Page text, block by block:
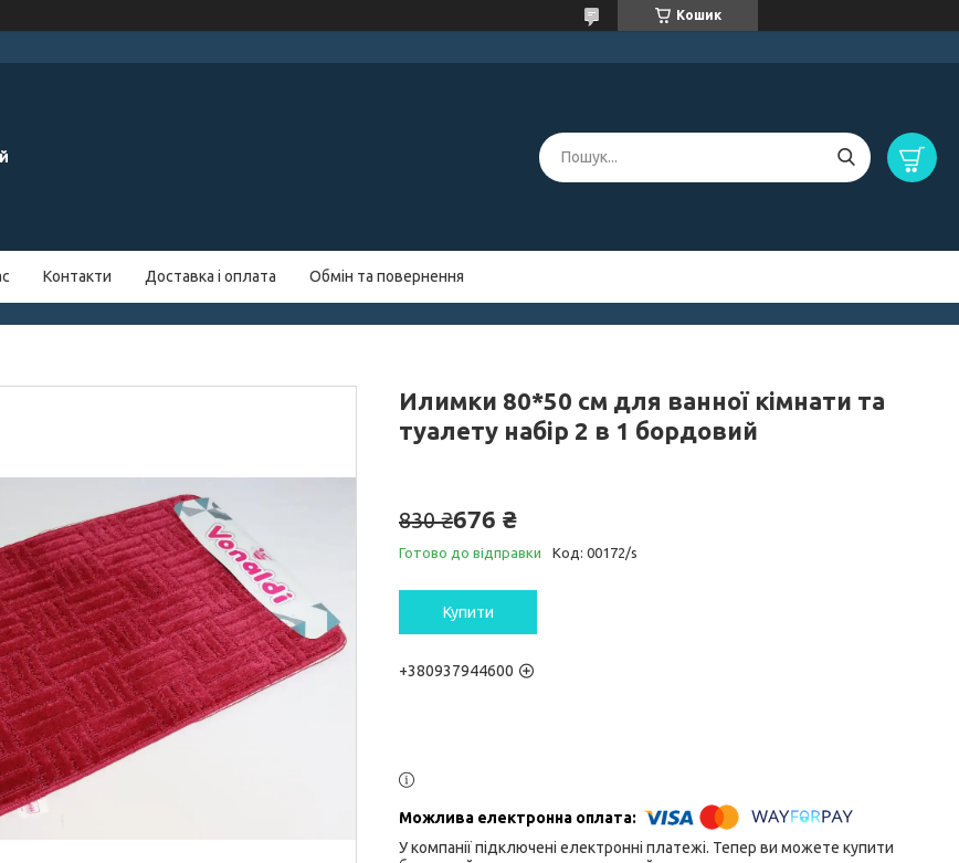
Кошик
Контакти Доставка і оплата Обмін та повернення
Илимки 80*50 см для ванної кімнати та
туалету набір 2 в 1 бордовий
830 ₴676 ₴
Готово до відправки Код: 00172/s
Купити
+380937944600
У компанії підключені електронні платежі. Тепер ви можете купити